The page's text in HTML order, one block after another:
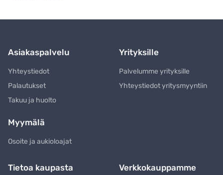
Asiakaspalvelu
Yhteystiedot
Palautukset
Takuu ja huolto
Yrityksille
Palvelumme yrityksille
Yhteystiedot yritysmyyntiin
Myymälä
Osoite ja aukioloajat
Tietoa kaupasta Verkkokauppamme